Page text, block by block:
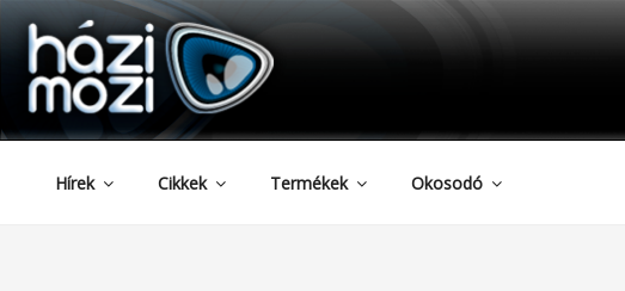
Tartalomhoz
HAZIMOZI
Hírek Cikkek Termékek Okosodó